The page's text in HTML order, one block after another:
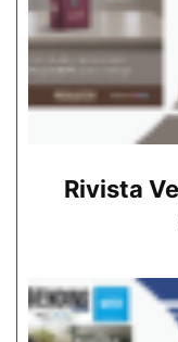
Rivista